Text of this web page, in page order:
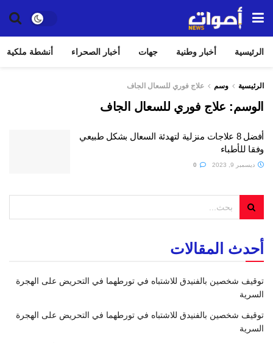
الرئيسية أخبار وطنية جهات أخبار الصحراء أنشطة ملكية
الرئيسية وسم علاج فوري للسعال الجاف
الوسم: علاج فوري للسعال الجاف
أفضل 8 علاجات منزلية لتهدئة السعال بشكل طبيعي
وفقا للأطباء
ديسمبر 9, 2023
أحدث المقالات
توقيف شخصين بالفنيدق للاشتباه في تورطهما في التحريض على الهجرة
السرية
توقيف شخصين بالفنيدق للاشتباه في تورطهما في التحريض على الهجرة
السرية